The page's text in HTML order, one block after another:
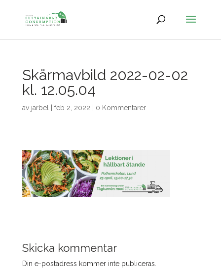
Skärmavbild 2022-02-02
kl. 12.05.04
av jarbel feb 2, 2022 0 Kommentarer
Skicka kommentar
Din e-postadress kommer inte publiceras.